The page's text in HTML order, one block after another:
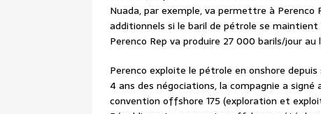
Nuada, par exemple, va permettre à Perenco
additionnels si le baril de pétrole se
Perenco Rep va produire 27 000 barils/jour
Perenco exploite le pétrole en onshore
4 ans des négociations, la compagnie a signé
convention offshore 175 (exploration et